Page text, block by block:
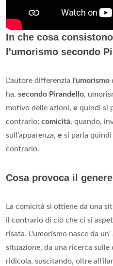
In che cosa
l'umorismo secondo
L'autore differenzia l'umorismo
ha, secondo Pirandello,
motivo delle azioni, e quindi si
contrario; comicità, quando,
sull'apparenza, e si parla
contrario.
Cosa provoca il
La comicità si ottiene da una
il contrario di ciò che ci si
risata. L'umorismo nasce da
situazione, da una ricerca sulle
ridicola, suscitando, oltre